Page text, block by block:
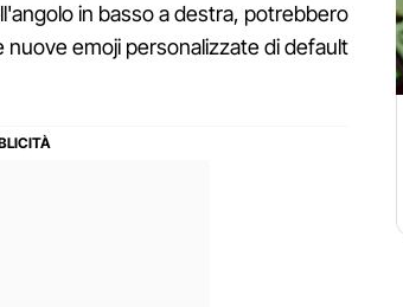
in basso a destra, potrebbero
emoji personalizzate di default